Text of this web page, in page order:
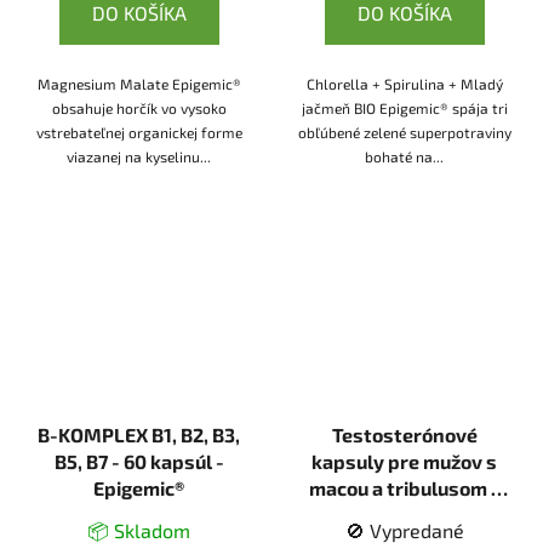
DO KOŠÍKA
Magnesium Malate Epigemic®
obsahuje horčík vo vysoko
vstrebateľnej organickej forme
viazanej na kyselinu...
DO KOŠÍKA
Chlorella + Spirulina + Mladý
jačmeň BIO Epigemic® spája tri
obľúbené zelené superpotraviny
bohaté na...
B-KOMPLEX B1, B2, B3,
B5, B7 - 60 kapsúl -
Epigemic®
📦 Skladom
Testosterónové
kapsuly pre mužov s
macou a tribulusom -
🚫 Vypredané